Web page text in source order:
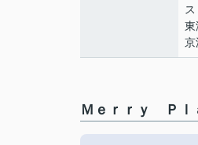
東
京
Ｍｅｒｒｙ Ｐｌ